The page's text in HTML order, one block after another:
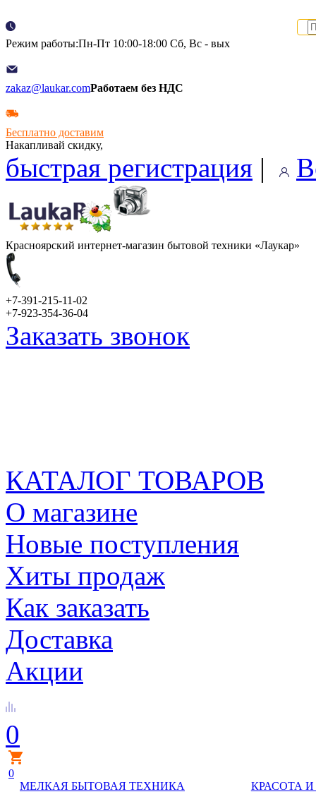
Режим работы:Пн-Пт 10:00-18:00 Сб, Вс - вых
zakaz@laukar.comРаботаем без НДС
Бесплатно доставим
Накапливай скидку,
быстрая регистрация |
Красноярский интернет-магазин бытовой техники «Лаукар»
+7-391-215-11-02
+7-923-354-36-04
Заказать звонок
КАТАЛОГ ТОВАРОВ
О магазине
Новые поступления
Хиты продаж
Как заказать
Доставка
Акции
0
0
МЕЛКАЯ БЫТОВАЯ ТЕХНИКА
КРАСОТА И